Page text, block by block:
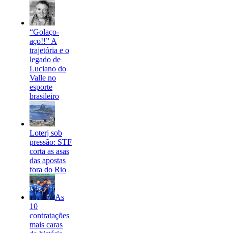
“Golaço-
aço!!” A
trajetória e o
legado de
Luciano do
Valle no
esporte
brasileiro
Loterj sob
pressão: STF
corta as asas
das apostas
fora do Rio
As
10
contratações
mais caras